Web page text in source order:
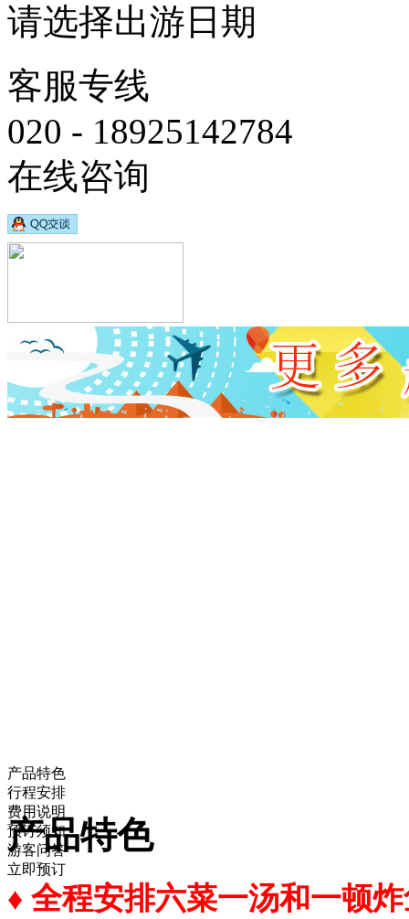
请选择出游日期
客服专线
020 - 18925142784
在线咨询
产品特色
行程安排
费用说明
预订须知
游客问答
立即预订
产品特色
♦ 全程安排六菜一汤和一顿